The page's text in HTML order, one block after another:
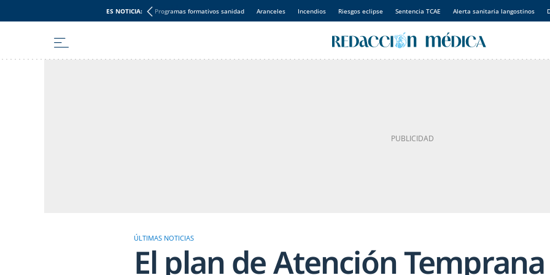
ES NOTICIA: Programas formativos sanidad Aranceles Incendios Riesgos eclipse Sentencia TCAE Alerta sanitaria langostinos
ÚLTIMAS NOTICIAS
El plan de Atención Temprana